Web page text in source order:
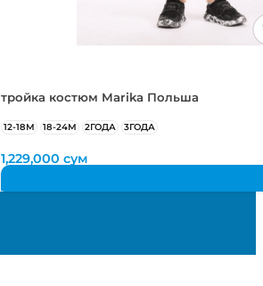
тройка костюм Marika Польша
12-18М 18-24М 2ГОДА 3ГОДА
1,229,000 сум